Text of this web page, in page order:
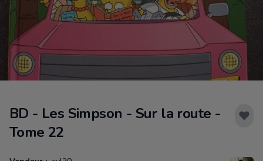
BD - Les Simpson - Sur la route -
Tome 22